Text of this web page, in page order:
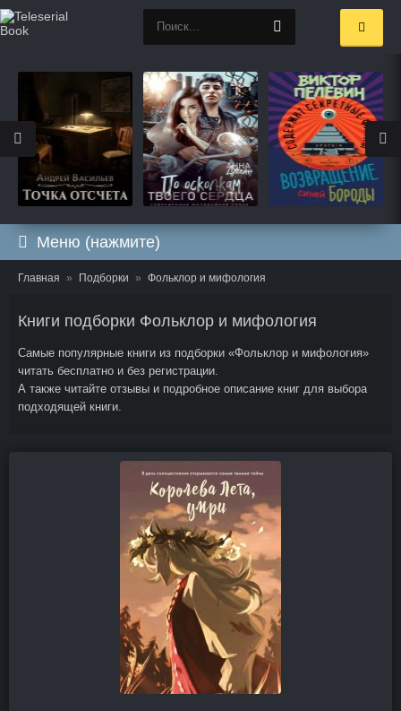
Меню (нажмите)
Главная Подборки Фольклор и мифология
Книги подборки Фольклор и мифология
Самые популярные книги из подборки «Фольклор и мифология»
читать бесплатно и без регистрации.
А также читайте отзывы и подробное описание книг для выбора
подходящей книги.